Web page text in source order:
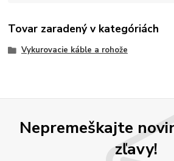
Tovar zaradený v kategóriách
Vykurovacie káble a rohože
Nepremeškajte
zľavy!